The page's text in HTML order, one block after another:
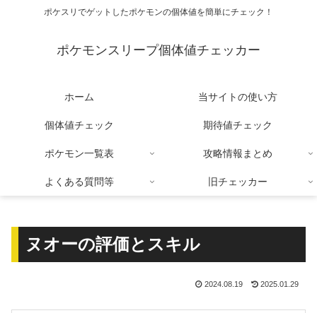
ポケスリでゲットしたポケモンの個体値を簡単にチェック！
ポケモンスリープ個体値チェッカー
ホーム 当サイトの使い方
個体値チェック 期待値チェック
ポケモン一覧表 攻略情報まとめ
よくある質問等 旧チェッカー
ヌオーの評価とスキル
2024.08.19 2025.01.29